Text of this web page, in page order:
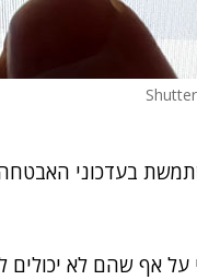
על אף שהם לא